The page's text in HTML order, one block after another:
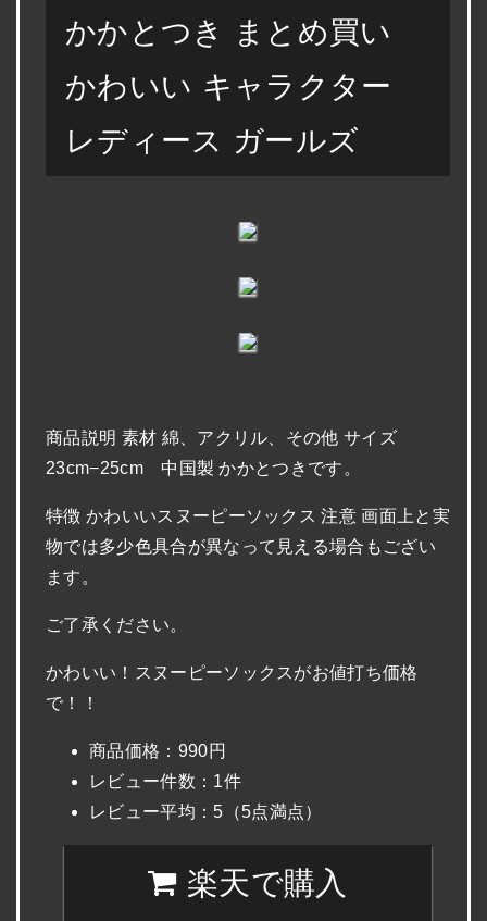
かかとつき まとめ買い
かわいい キャラクター
レディース ガールズ
商品説明 素材 綿、アクリル、その他 サイズ
23cm−25cm 中国製 かかとつきです。
特徴 かわいいスヌーピーソックス 注意 画面上と実
物では多少色具合が異なって見える場合もござい
ます。
ご了承ください。
かわいい！スヌーピーソックスがお値打ち価格
で！！
商品価格：990円
レビュー件数：1件
レビュー平均：5（5点満点）
楽天で購入